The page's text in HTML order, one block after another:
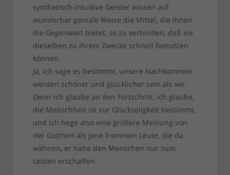
synthetisch-intuitive Geister wissen auf
wunderbar geniale Weise die Mittel, die ihnen
die Gegenwart bietet, so zu verbinden, daß sie
dieselben zu ihrem Zwecke schnell benutzen
können.
Ja, ich sage es bestimmt, unsere Nachkommen
werden schöner und glücklicher sein als wir.
Denn ich glaube an den Fortschritt, ich glaube,
die Menschheit ist zur Glückseligkeit bestimmt,
und ich hege also eine größere Meinung von
der Gottheit als jene frommen Leute, die da
wähnen, er habe den Menschen nur zum
Leiden erschaffen.